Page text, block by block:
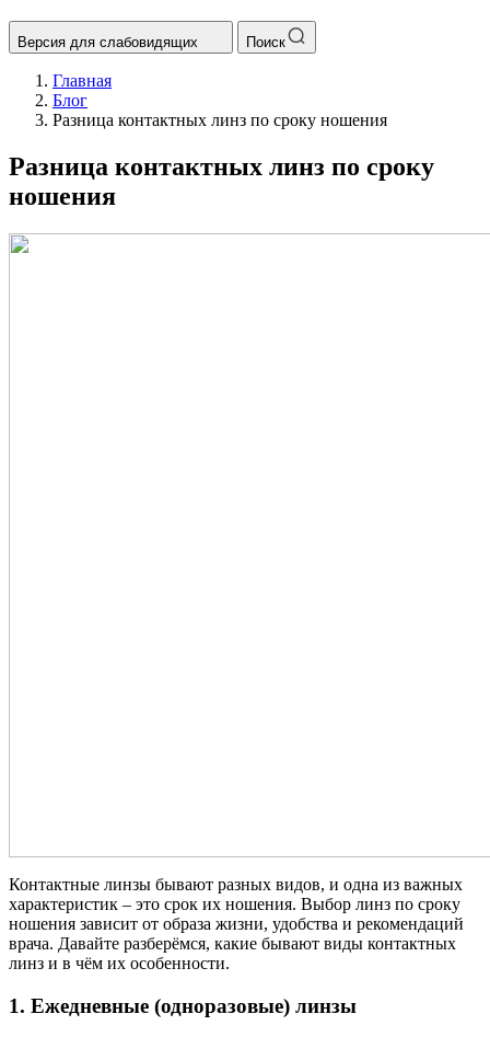
Версия для слабовидящих Поиск
Главная
Блог
Разница контактных линз по сроку ношения
Разница контактных линз по сроку
ношения
Контактные линзы бывают разных видов, и одна из важных
характеристик – это срок их ношения. Выбор линз по сроку
ношения зависит от образа жизни, удобства и рекомендаций
врача. Давайте разберёмся, какие бывают виды контактных
линз и в чём их особенности.
1. Ежедневные (одноразовые) линзы